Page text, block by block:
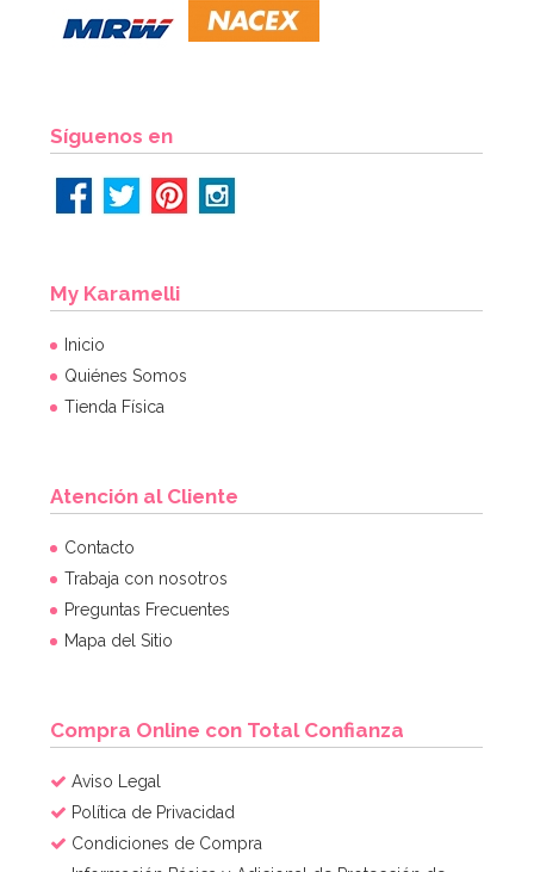
17,99€ 9,99€
Fiesta en una caja para 12 Sir Bakealot
AÑADIR
Síguenos en
My Karamelli
Inicio
Quiénes Somos
Tienda Física
Atención al Cliente
Contacto
Trabaja con nosotros
Preguntas Frecuentes
Mapa del Sitio
Compra Online con Total Confianza
Aviso Legal
Política de Privacidad
Condiciones de Compra